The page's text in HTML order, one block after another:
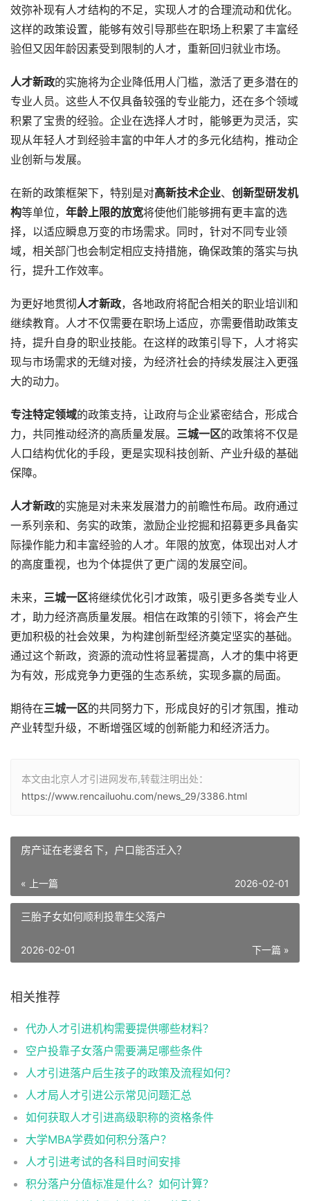
效弥补现有人才结构的不足，实现人才的合理流动和优化。
这样的政策设置，能够有效引导那些在职场上积累了丰富经
验但又因年龄因素受到限制的人才，重新回归就业市场。
人才新政的实施将为企业降低用人门槛，激活了更多潜在的
专业人员。这些人不仅具备较强的专业能力，还在多个领域
积累了宝贵的经验。企业在选择人才时，能够更为灵活，实
现从年轻人才到经验丰富的中年人才的多元化结构，推动企
业创新与发展。
在新的政策框架下，特别是对高新技术企业、 创新型研发机
构等单位， 年龄上限的放宽将使他们能够拥有更丰富的选
择，以适应瞬息万变的市场需求。同时，针对不同专业领
域，相关部门也会制定相应支持措施，确保政策的落实与执
行，提升工作效率。
为更好地贯彻人才新政，各地政府将配合相关的职业培训和
继续教育。人才不仅需要在职场上适应，亦需要借助政策支
持，提升自身的职业技能。在这样的政策引导下，人才将实
现与市场需求的无缝对接，为经济社会的持续发展注入更强
大的动力。
专注特定领域的政策支持，让政府与企业紧密结合，形成合
力，共同推动经济的高质量发展。 三城一区的政策将不仅是
人口结构优化的手段，更是实现科技创新、产业升级的基础
保障。
人才新政的实施是对未来发展潜力的前瞻性布局。政府通过
一系列亲和、务实的政策，激励企业挖掘和招募更多具备实
际操作能力和丰富经验的人才。年限的放宽，体现出对人才
的高度重视，也为个体提供了更广阔的发展空间。
未来， 三城一区将继续优化引才政策，吸引更多各类专业人
才，助力经济高质量发展。相信在政策的引领下，将会产生
更加积极的社会效果，为构建创新型经济奠定坚实的基础。
通过这个新政，资源的流动性将显著提高，人才的集中将更
为有效，形成竞争力更强的生态系统，实现多赢的局面。
期待在三城一区的共同努力下，形成良好的引才氛围，推动
产业转型升级，不断增强区域的创新能力和经济活力。
本文由北京人才引进网发布,转载注明出处：
https://www.rencailuohu.com/news_29/3386.html
房产证在老婆名下，户口能否迁入？
« 上一篇 2026-02-01
三胎子女如何顺利投靠生父落户
下一篇 »
2026-02-01
相关推荐
代办人才引进机构需要提供哪些材料？
空户投靠子女落户需要满足哪些条件
人才引进落户后生孩子的政策及流程如何？
人才局人才引进公示常见问题汇总
如何获取人才引进高级职称的资格条件
大学MBA学费如何积分落户？
人才引进考试的各科目时间安排
积分落户分值标准是什么？如何计算？